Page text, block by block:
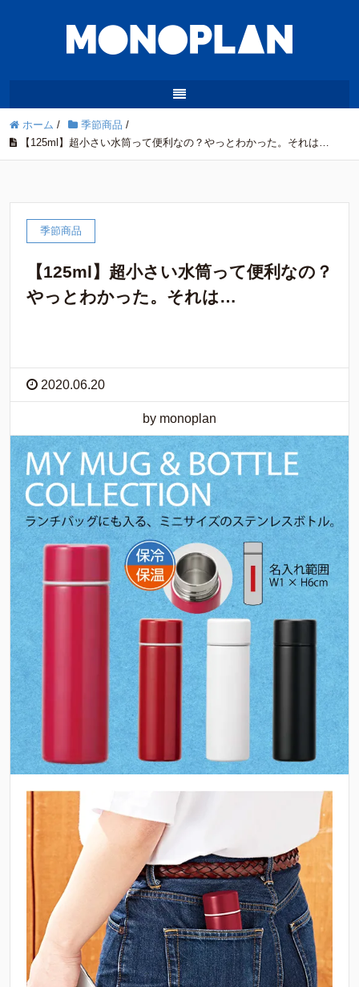
ホーム / 季節商品 /
【125ml】超小さい水筒って便利なの？やっとわかった。それは…
季節商品
【125ml】超小さい水筒って便利なの？
やっとわかった。それは…
2020.06.20
by monoplan